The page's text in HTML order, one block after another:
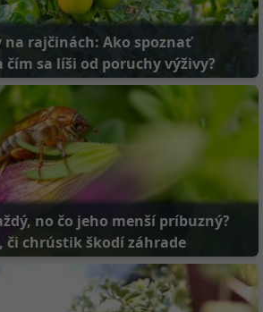
na rajčinách: Ako spoznať
čím sa líši od poruchy výživy?
no čo jeho menší príbuzný?
či chrústik škodí záhrade